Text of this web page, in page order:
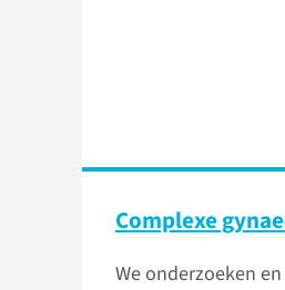
Complexe
We onderzoeken en